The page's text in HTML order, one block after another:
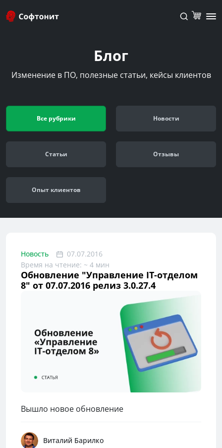
Блог
Изменение в ПО, полезные статьи, кейсы клиентов
Все рубрики Новости
Cтатьи Отзывы
Опыт клиентов
Новость
07.07.2016
Время на чтение: ~ 4 мин
Обновление "Управление IT-отделом
8" от 07.07.2016 релиз 3.0.27.4
Вышло новое обновление
Виталий Барилко